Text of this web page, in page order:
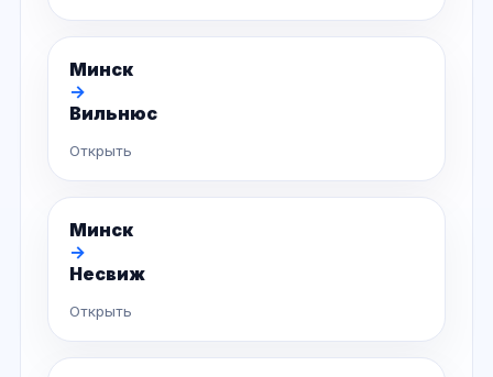
Минск
→
Вильнюс
Открыть
Минск
→
Несвиж
Открыть